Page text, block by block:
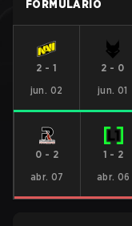
FORMULÁRIO
2 - 1
jun. 02
2 - 0
jun. 01
0 - 2
abr. 07
1 - 2
abr. 06